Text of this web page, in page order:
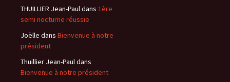
THUILLIER Jean-Pauldans 1ère
semi nocturne réussie
Joëlle dans Bienvenue à notre
président
Thuillier Jean-Pauldans
Bienvenue à notre président